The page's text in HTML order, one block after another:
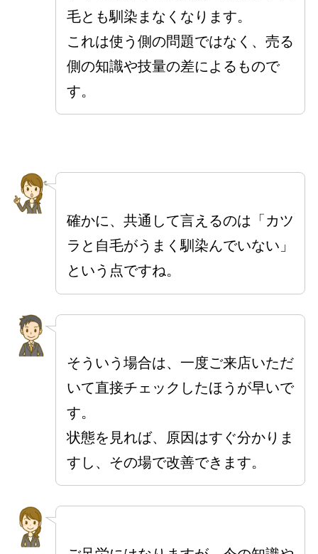
毛とも馴染まなくなります。
これは使う側の問題ではなく、売る
側の知識や技量の差によるもので
す。
確かに、共通して言えるのは「カツ
ラと自毛がうまく馴染んでいない」
という点ですね。
そういう場合は、一度ご来店いただ
いて直接チェックしたほうが早いで
す。
状態を見れば、原因はすぐ分かりま
すし、その場で改善できます。